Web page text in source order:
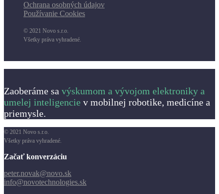
Ochrana osobných údajov
Používanie Cookies
© 2021 Novo s.r.o.
Všetky práva vyhradené.
Zaoberáme sa výskumom a vývojom elektroniky a
umelej inteligencie v mobilnej robotike, medicíne a
priemysle.
© 2021 Novo s.r.o.
Všetky práva vyhradené.
Začať konverzáciu
peter.novak@novo.sk
info@novotechnologies.sk